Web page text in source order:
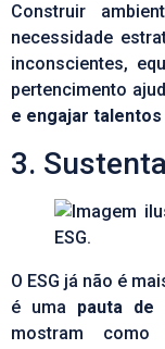
Construir
necessidade
inconscientes,
pertencimento
e engajar
3.
O ESG já não é
é uma pauta de
mostram como